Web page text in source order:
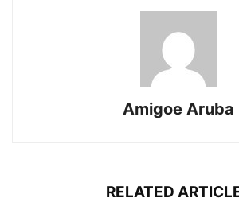
Amigoe Aruba
RELATED